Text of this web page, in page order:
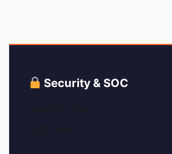
Security & SOC